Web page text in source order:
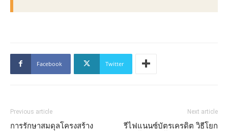
Facebook Twitter
Previous article
การรักษาสมดุลโครงสร้าง
Next article
รีไฟแนนซ์บัตรเครดิต วิธีโยก